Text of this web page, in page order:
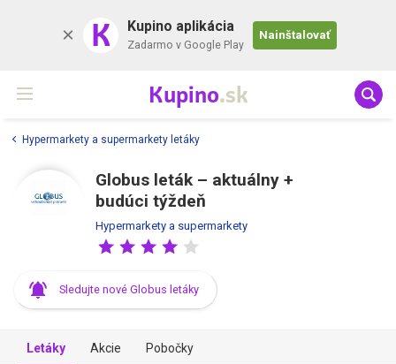
K Kupino aplikácia
Zadarmo v Google Play
Nainštalovať
Kupino.sk
Hypermarkety a supermarkety letáky
Globus leták –⁠ aktuálny +
budúci týždeň
Hypermarkety a supermarkety
Sledujte nové Globus letáky
Letáky Akcie Pobočky